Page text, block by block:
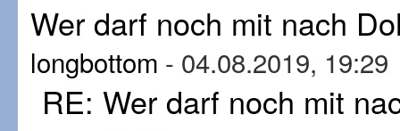
Wer darf noch mit nach
longbottom - 04.08.2019, 19:29
RE: Wer darf noch mit